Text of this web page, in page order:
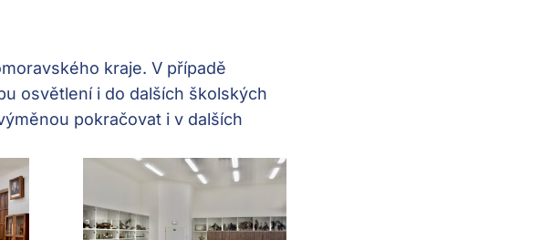
kraje. V případě
osvětlení i do dalších školských
pokračovat i v dalších